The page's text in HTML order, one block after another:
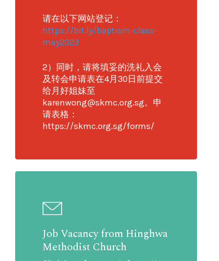
请在以下网站登记：
https://bit.ly/baptism-class-
may2023
2）同时，请将填妥的洗礼入会
及转会申请表在4月30日前提交
给月好姐妹至
karenwong@skmc.org.sg。申
请表格：
https://skmc.org.sg/forms/
Job Vacancy from Hinghwa
Methodist Church